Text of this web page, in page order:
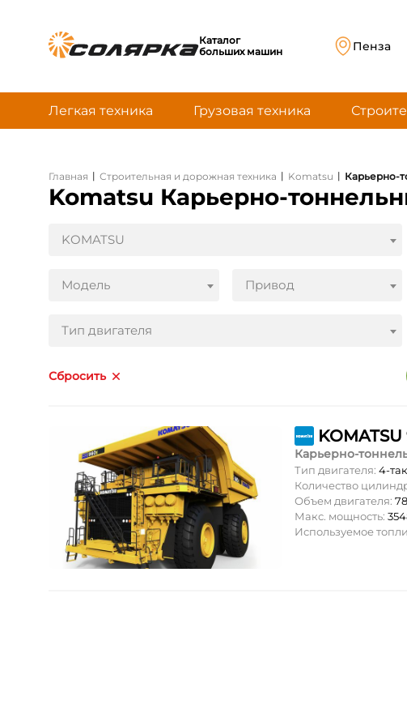
Каталог
больших машин
Пенза
Легкая техника Грузовая техника
Главная | Строительная и дорожная техника | Komatsu | Карьерно-
Komatsu Карьерно-
KOMATSU
Модель Привод
Тип двигателя
Сбросить
Карьерно-
Тип двигателя: 4-
Количество
Объем двигателя:
Макс. мощность:
Используемое